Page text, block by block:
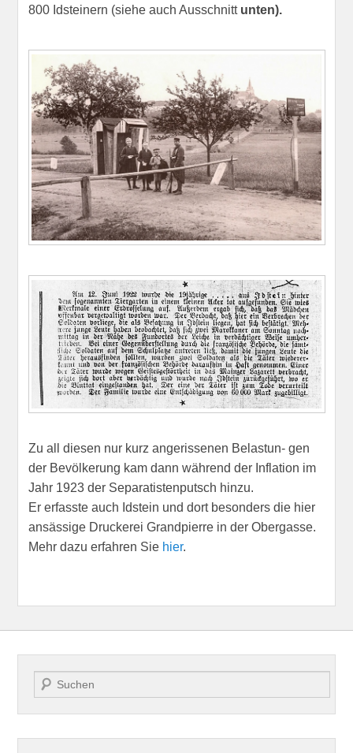
800 Idsteinern (siehe auch Ausschnitt unten).
Zu all diesen nur kurz angerissenen Belastun- gen
der Bevölkerung kam dann während der Inflation im
Jahr 1923 der Separatistenputsch hinzu.
Er erfasste auch Idstein und dort besonders die hier
ansässige Druckerei Grandpierre in der Obergasse.
Mehr dazu erfahren Sie hier.
Suche